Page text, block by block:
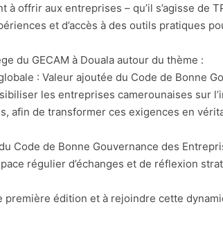
offrir aux entreprises – qu’il s’agisse de
et d’accès à des outils pratiques
du GECAM à Douala autour du thème :
: Valeur ajoutée du Code de Bonne
les entreprises camerounaises sur
afin de transformer ces exigences en
Code de Bonne Gouvernance des
régulier d’échanges et de réflexion
édition et à rejoindre cette